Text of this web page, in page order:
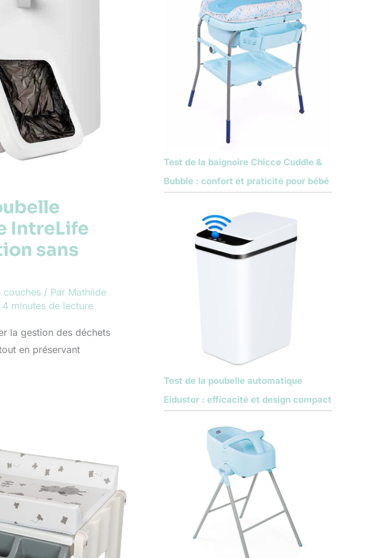
IntreLife
sans
couches / Par Mathilde
4 minutes de lecture
la gestion des déchets
en préservant
Test de la baignoire Chicco Cuddle &
Bubble : confort et praticité pour bébé
Test de la poubelle automatique
Eidustor : efficacité et design compact